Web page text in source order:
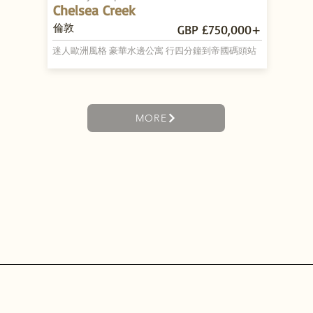
Chelsea Creek
倫敦 GBP £750,000+
迷人歐洲風格 豪華水邊公寓 行四分鐘到帝國碼頭站
MORE